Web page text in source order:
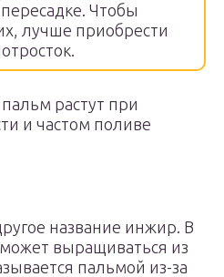
Чтобы
лучше приобрести
растут при
и частом поливе
название инжир. В
выращиваться из
пальмой из-за